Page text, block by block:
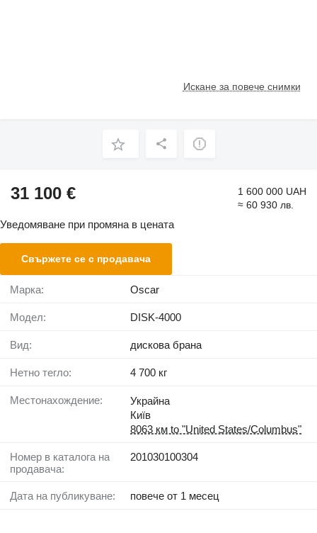
Искане за повече снимки
31 100 €
1 600 000 UAH
≈ 60 930 лв.
Уведомяване при промяна в цената
Свържете се с продавача
Марка: Oscar
Модел: DISK-4000
Вид: дискова брана
Нетно тегло: 4 700 кг
Местонахождение:
Украйна
Київ
8063 км to "United States/Columbus"
Номер в каталога на
продавача:
201030100304
Дата на публикуване: повече от 1 месец